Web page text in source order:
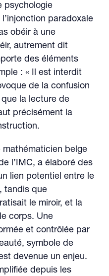
psychologie
paradoxale
obéir à une
autrement dit
des éléments
: « Il est interdit
de la confusion
la lecture de
précisément la
mathématicien belge
l’IMC, a élaboré des
lien potentiel entre le
tandis que
le miroir, et la
corps. Une
et contrôlée par
symbole de
devenue un enjeu.
depuis les